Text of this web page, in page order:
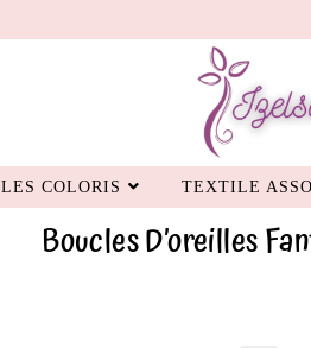
LES COLORIS TEXTILE
Boucles D’oreilles